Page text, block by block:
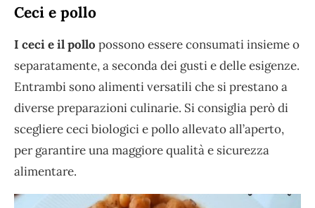
Ceci e pollo
I ceci e il pollo possono essere consumati insieme o
separatamente, a seconda dei gusti e delle esigenze.
Entrambi sono alimenti versatili che si prestano a
diverse preparazioni culinarie. Si consiglia però di
scegliere ceci biologici e pollo allevato all’aperto,
per garantire una maggiore qualità e sicurezza
alimentare.